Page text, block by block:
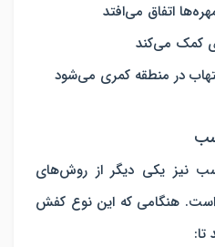
اتفاق می‌افتد
کمک می‌کند
در منطقه کمری می‌شود
نیز یکی دیگر از روش‌های
است. هنگامی که این نوع کفش